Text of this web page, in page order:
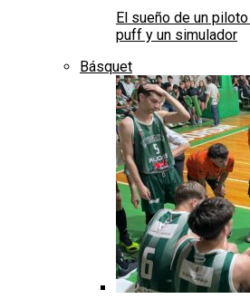
El sueño de un
puff y un simulador
Básquet